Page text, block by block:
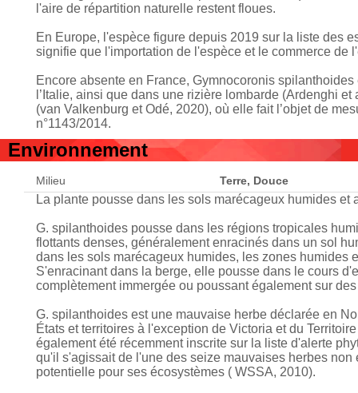
l'aire de répartition naturelle restent floues.
En Europe, l'espèce figure depuis 2019 sur la liste des
signifie que l'importation de l'espèce et le commerce
Encore absente en France, Gymnocoronis
l’Italie, ainsi que dans une rizière lombarde (Ardenghi
(van Valkenburg et Odé, 2020), où elle fait l’objet de
n°1143/2014.
Environnement
Milieu Terre, Douce
La plante pousse dans les sols marécageux humides
G. spilanthoides pousse dans les régions tropicales
flottants denses, généralement enracinés dans un sol
dans les sols marécageux humides, les zones humides
S'enracinant dans la berge, elle pousse dans le cours
complètement immergée ou poussant également sur
G. spilanthoides est une mauvaise herbe déclarée en
États et territoires à l'exception de Victoria et du
également été récemment inscrite sur la liste d'alerte
qu'il s'agissait de l'une des seize mauvaises herbes
potentielle pour ses écosystèmes ( WSSA, 2010).